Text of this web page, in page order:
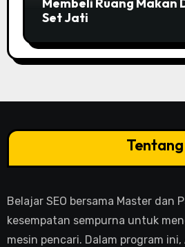
Set Jati
Tentang
Belajar SEO bersama Master dan
kesempatan sempurna untuk
mesin pencari. Dalam program ini,